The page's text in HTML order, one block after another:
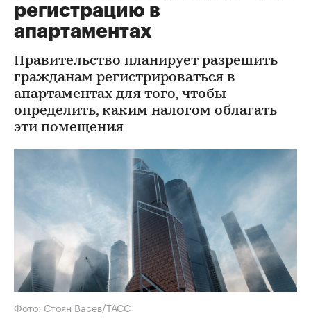
регистрацию в
апартаментах
Правительство планирует разрешить
гражданам регистрироваться в
апартаментах для того, чтобы
определить, каким налогом облагать
эти помещения
Фото: Стоян Васев/ТАСС